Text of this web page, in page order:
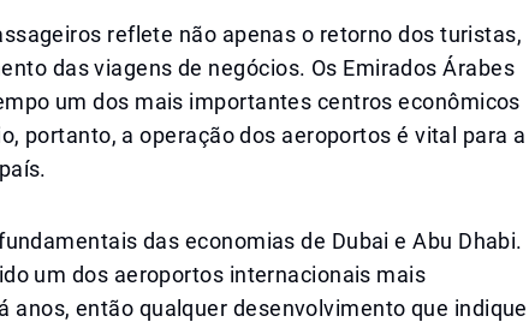
reflete não apenas o retorno dos turistas,
das viagens de negócios. Os Emirados Árabes
um dos mais importantes centros econômicos
portanto, a operação dos aeroportos é vital para a
das economias de Dubai e Abu Dhabi.
um dos aeroportos internacionais mais
anos, então qualquer desenvolvimento que indique